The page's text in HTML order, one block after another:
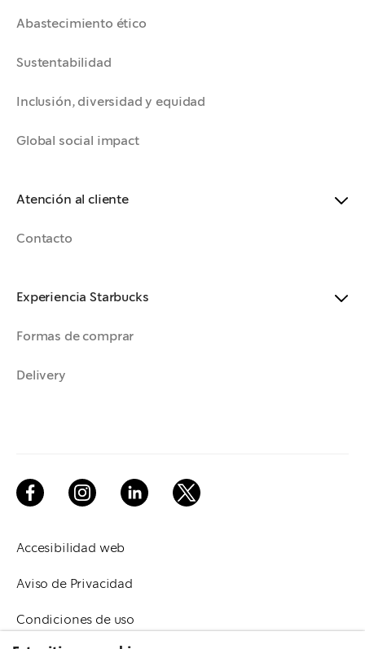
Abastecimiento ético
Sustentabilidad
Inclusión, diversidad y equidad
Global social impact
Atención al cliente
Contacto
Experiencia Starbucks
Formas de comprar
Delivery
Accesibilidad web
Aviso de Privacidad
Condiciones de uso